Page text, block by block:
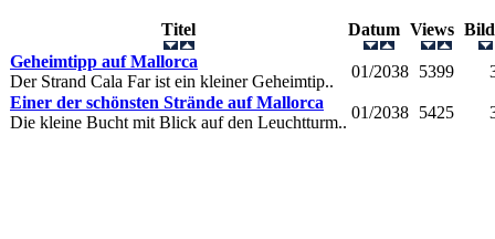
Titel Datum Views
Geheimtipp auf Mallorca
Der Strand Cala Far ist ein kleiner Geheimtip..
01/2038 5399
Einer der schönsten Strände auf Mallorca
Die kleine Bucht mit Blick auf den Leuchtturm..
01/2038 5425